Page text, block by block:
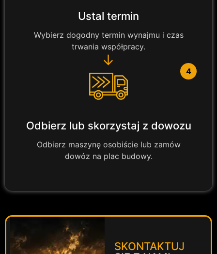
Ustal termin
Wybierz dogodny termin wynajmu i czas
trwania współpracy.
→
4
Odbierz lub skorzystaj z dowozu
Odbierz maszynę osobiście lub zamów
dowóz na plac budowy.
SKONTAKTUJ